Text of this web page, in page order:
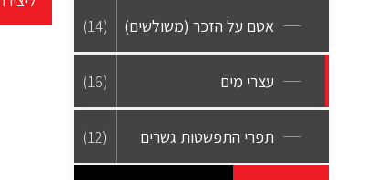
אטם על הזכר (משולשים) (14)
עצרי מים (16)
תפרי התפשטות גשרים (12)